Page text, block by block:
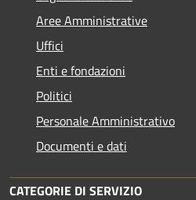
Aree Amministrative
Uffici
Enti e fondazioni
Politici
Personale Amministrativo
Documenti e dati
CATEGORIE DI SERVIZIO